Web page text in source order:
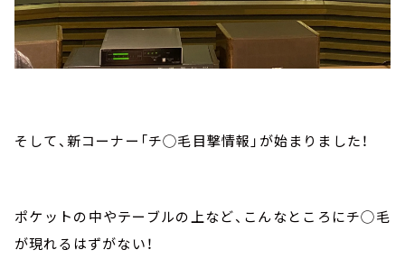
そして、新コーナー「チ◯毛目撃情報」が始まりました！
ポケットの中やテーブルの上など、こんなところにチ◯毛
が現れるはずがない！